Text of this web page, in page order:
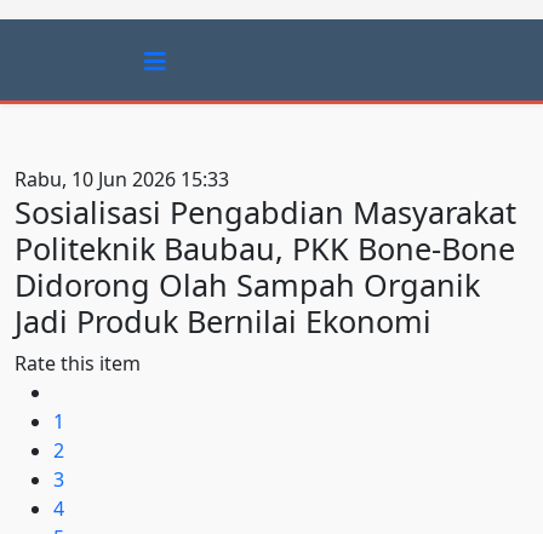
Rabu, 10 Jun 2026 15:33
Sosialisasi Pengabdian Masyarakat
Politeknik Baubau, PKK Bone-Bone
Didorong Olah Sampah Organik
Jadi Produk Bernilai Ekonomi
Rate this item
1
2
3
4